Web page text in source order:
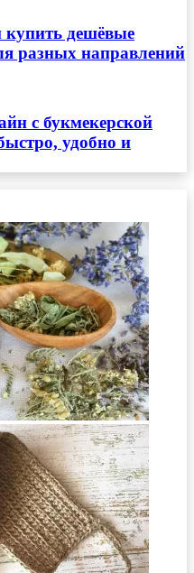
дешёвые
разных направлений
с букмекерской
удобно и